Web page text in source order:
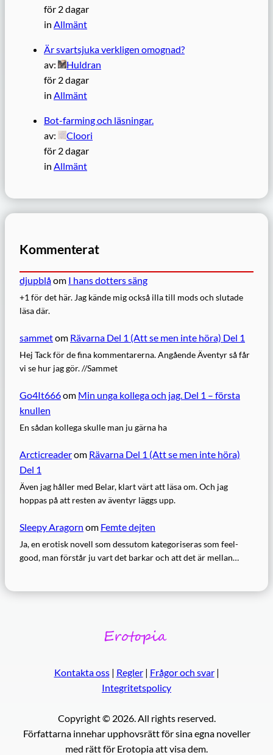
för 2 dagar
in Allmänt
Är svartsjuka verkligen omognad?
av:
Huldran
för 2 dagar
in Allmänt
Bot-farming och läsningar.
av:
Cloori
för 2 dagar
in Allmänt
Kommenterat
djupblåom I hans dotters säng
+1 för det här. Jag kände mig också illa till mods och slutade
läsa där.
sammetom Rävarna Del 1 (Att se men inte höra) Del 1
Hej Tack för de fina kommentarerna. Angående Äventyr så får
vi se hur jag gör. //Sammet
Go4It666om Min unga kollega och jag. Del 1 – första
knullen
En sådan kollega skulle man ju gärna ha
Arcticreaderom Rävarna Del 1 (Att se men inte höra)
Del 1
Även jag håller med Belar, klart värt att läsa om. Och jag
hoppas på att resten av äventyr läggs upp.
Sleepy Aragorn om Femte dejten
Ja, en erotisk novell som dessutom kategoriseras som feel-
good, man förstår ju vart det barkar och att det är mellan…
Kontakta oss| Regler| Frågor och svar|
Integritetspolicy
Copyright © 2026. All rights reserved.
Författarna innehar upphovsrätt för sina egna noveller
med rätt för Erotopia att visa dem.